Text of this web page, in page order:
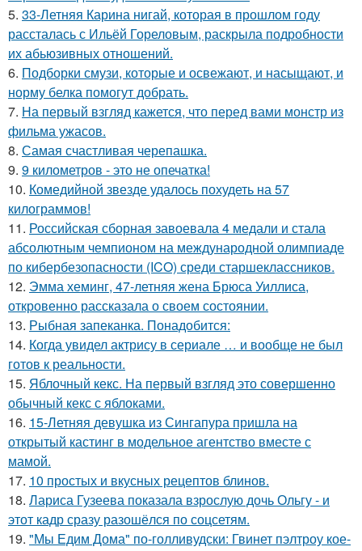
5. 33-Летняя Карина нигай, которая в прошлом году
рассталась с Ильёй Гореловым, раскрыла подробности
их абьюзивных отношений.
6. Подборки смузи, которые и освежают, и насыщают, и
норму белка помогут добрать.
7. На первый взгляд кажется, что перед вами монстр из
фильма ужасов.
8. Самая счастливая черепашка.
9. 9 километров - это не опечатка!
10. Комедийной звезде удалось похудеть на 57
килограммов!
11. Российская сборная завоевала 4 медали и стала
абсолютным чемпионом на международной олимпиаде
по кибербезопасности (ICO) среди старшеклассников.
12. Эмма хеминг, 47-летняя жена Брюса Уиллиса,
откровенно рассказала о своем состоянии.
13. Рыбная запеканка. Понадобится:
14. Когда увидел актрису в сериале … и вообще не был
готов к реальности.
15. Яблочный кекс. На первый взгляд это совершенно
обычный кекс с яблоками.
16. 15-Летняя девушка из Сингапура пришла на
открытый кастинг в модельное агентство вместе с
мамой.
17. 10 простых и вкусных рецептов блинов.
18. Лариса Гузеева показала взрослую дочь Ольгу - и
этот кадр сразу разошёлся по соцсетям.
19. "Мы Едим Дома" по-голливудски: Гвинет пэлтроу кое-